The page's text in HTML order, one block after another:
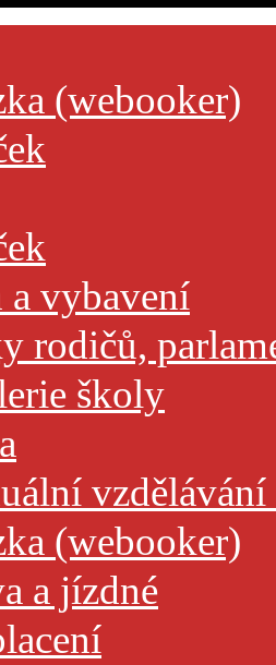
(webooker)
a vybavení
rodičů,
školy
vzdělávání
(webooker)
a jízdné